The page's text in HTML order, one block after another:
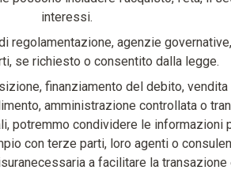
interessi.
regolamentazione, agenzie
se richiesto o consentito dalla legge.
finanziamento del debito,
amministrazione controllata o
potremmo condividere le informazioni
con terze parti, loro agenti o
a facilitare la transazione